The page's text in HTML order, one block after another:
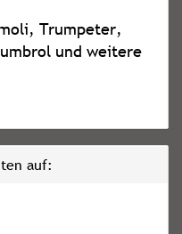
Trumpeter,
und weitere
auf: